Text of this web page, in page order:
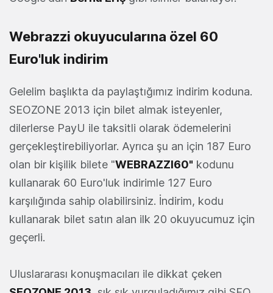
Webrazzi okuyucularına özel 60
Euro'luk indirim
Gelelim başlıkta da paylaştığımız indirim koduna.
SEOZONE 2013 için bilet almak isteyenler,
dilerlerse PayU ile taksitli olarak ödemelerini
gerçekleştirebiliyorlar. Ayrıca şu an için 187 Euro
olan bir kişilik bilete "WEBRAZZI60" kodunu
kullanarak 60 Euro'luk indirimle 127 Euro
karşılığında sahip olabilirsiniz. İndirim, kodu
kullanarak bilet satın alan ilk 20 okuyucumuz için
geçerli.
Uluslararası konuşmacıları ile dikkat çeken